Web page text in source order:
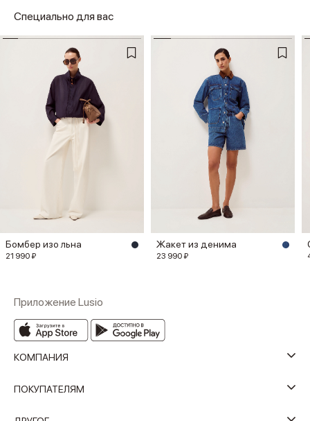
Специально для вас
Бомбер изо льна
21 990 ₽
Жакет из денима
23 990 ₽
Приложение Lusio
КОМПАНИЯ
ПОКУПАТЕЛЯМ